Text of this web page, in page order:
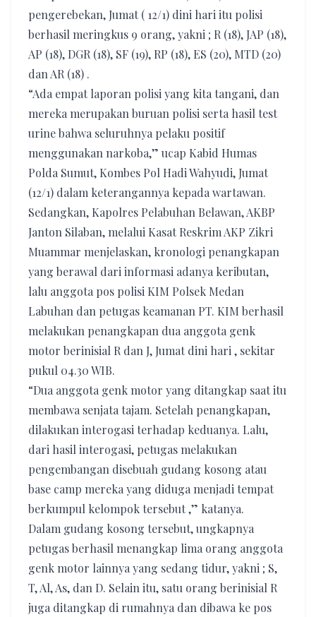
pengerebekan, Jumat ( 12/1) dini hari itu polisi
berhasil meringkus 9 orang, yakni ; R (18), JAP (18),
AP (18), DGR (18), SF (19), RP (18), ES (20), MTD (20)
dan AR (18) .
“Ada empat laporan polisi yang kita tangani, dan
mereka merupakan buruan polisi serta hasil test
urine bahwa seluruhnya pelaku positif
menggunakan narkoba,” ucap Kabid Humas
Polda Sumut, Kombes Pol Hadi Wahyudi, Jumat
(12/1) dalam keterangannya kepada wartawan.
Sedangkan, Kapolres Pelabuhan Belawan, AKBP
Janton Silaban, melalui Kasat Reskrim AKP Zikri
Muammar menjelaskan, kronologi penangkapan
yang berawal dari informasi adanya keributan,
lalu anggota pos polisi KIM Polsek Medan
Labuhan dan petugas keamanan PT. KIM berhasil
melakukan penangkapan dua anggota genk
motor berinisial R dan J, Jumat dini hari , sekitar
pukul 04.30 WIB.
“Dua anggota genk motor yang ditangkap saat itu
membawa senjata tajam. Setelah penangkapan,
dilakukan interogasi terhadap keduanya. Lalu,
dari hasil interogasi, petugas melakukan
pengembangan disebuah gudang kosong atau
base camp mereka yang diduga menjadi tempat
berkumpul kelompok tersebut ,” katanya.
Dalam gudang kosong tersebut, ungkapnya
petugas berhasil menangkap lima orang anggota
genk motor lainnya yang sedang tidur, yakni ; S,
T, Al, As, dan D. Selain itu, satu orang berinisial R
juga ditangkap di rumahnya dan dibawa ke pos